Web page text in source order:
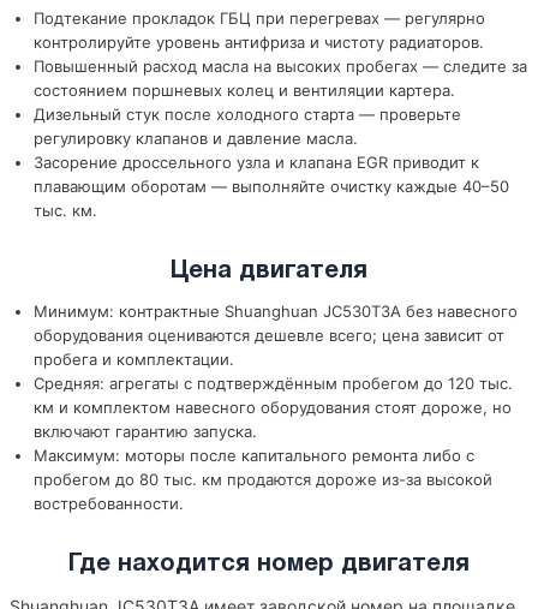
Подтекание прокладок ГБЦ при перегревах — регулярно
контролируйте уровень антифриза и чистоту радиаторов.
Повышенный расход масла на высоких пробегах — следите за
состоянием поршневых колец и вентиляции картера.
Дизельный стук после холодного старта — проверьте
регулировку клапанов и давление масла.
Засорение дроссельного узла и клапана EGR приводит к
плавающим оборотам — выполняйте очистку каждые 40–50
тыс. км.
Цена двигателя
Минимум: контрактные Shuanghuan JC530T3A без навесного
оборудования оцениваются дешевле всего; цена зависит от
пробега и комплектации.
Средняя: агрегаты с подтверждённым пробегом до 120 тыс.
км и комплектом навесного оборудования стоят дороже, но
включают гарантию запуска.
Максимум: моторы после капитального ремонта либо с
пробегом до 80 тыс. км продаются дороже из-за высокой
востребованности.
Где находится номер двигателя